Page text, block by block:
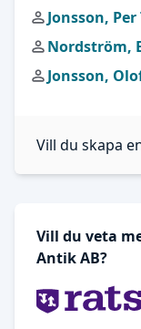
Jonsson,
Nordström,
Jonsson,
Vill du skapa
Vill du veta
Antik AB?